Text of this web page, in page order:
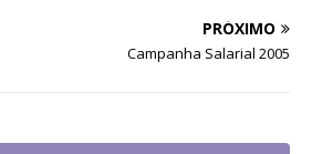
PRÓXIMO
Campanha Salarial 2005